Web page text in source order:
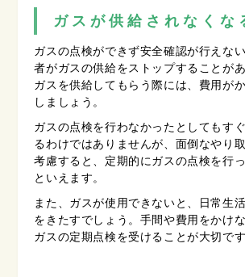
ガスが供給されなくな
ガスの点検ができず安全確認が行えな
者がガスの供給をストップすることが
ガスを供給してもらう際には、費用が
しましょう。
ガスの点検を行わなかったとしてもす
るわけではありませんが、面倒なやり
考慮すると、定期的にガスの点検を行
といえます。
また、ガスが使用できないと、日常生
をきたすでしょう。手間や費用をかけな
ガスの定期点検を受けることが大切です